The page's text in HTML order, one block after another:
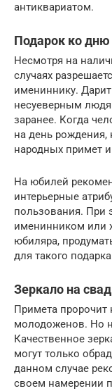
антиквариатом.
Подарок ко
Несмотря на
случаях
имениннику.
несуеверным
заранее. Когда
на день рождения,
народных примет
На юбилей
интерьерные
пользования. При
именинником или
юбиляра,
для такого
Зеркало на
Примета пророчит
молодоженов. Но
Качественное
могут только
данном случае
своем намерении